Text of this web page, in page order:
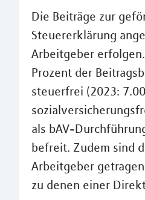
Die Beiträge zur
Steuererklärung
Arbeitgeber
Prozent der
steuerfrei (2023:
als bAV-
befreit. Zudem sind
Arbeitgeber
zu denen einer